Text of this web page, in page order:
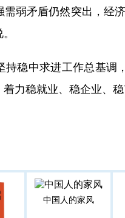
弱矛盾仍然突出，经
稳中求进工作总基调
力稳就业、稳企业、
中国人的家风